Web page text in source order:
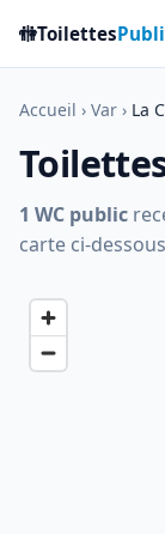
🚻Toilettes
Accueil › Var › La
1 WC public
carte ci-